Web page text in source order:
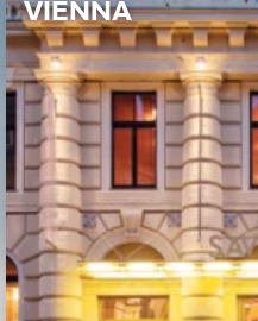
VIENNA